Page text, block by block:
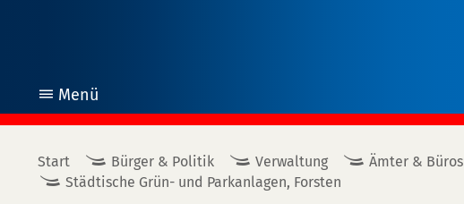
Menü
öffnen
Start Bürger & Politik Verwaltung Ämter & Büros
Städtische Grün- und Parkanlagen, Forsten